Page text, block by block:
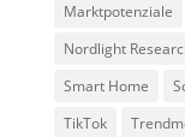
Marktpotenziale
Nordlight
Smart Home
TikTok